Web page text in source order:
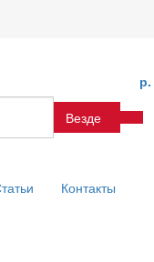
р.
Везде
Контакты